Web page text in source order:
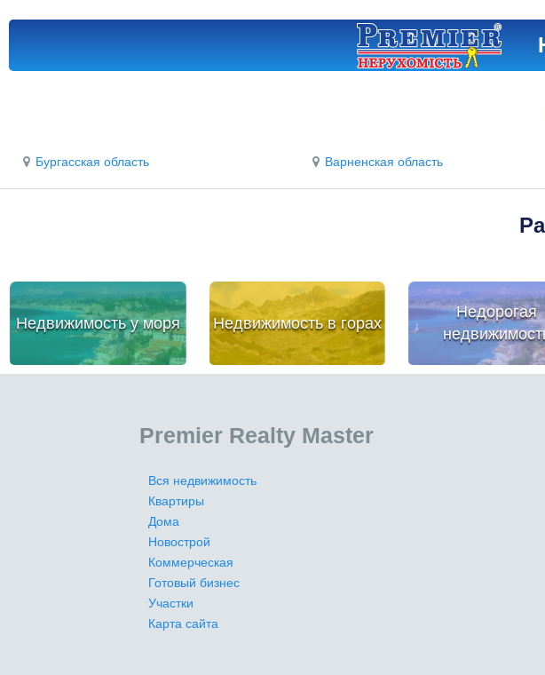
Бургасская область Варненская область
Недвижимость у моря Недвижимость в горах
Недорогая
Premier Realty Master
Вся недвижимость
Квартиры
Дома
Новострой
Коммерческая
Готовый бизнес
Участки
Карта сайта